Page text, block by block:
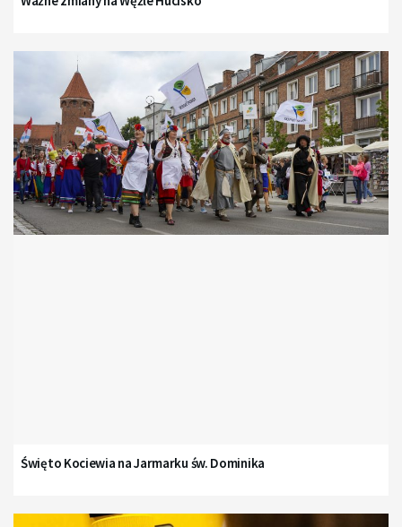
Święto Kociewia na Jarmarku św. Dominika